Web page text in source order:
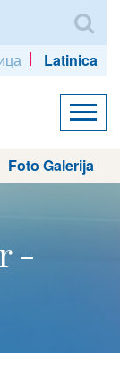
Latinica
Foto Galerija
-